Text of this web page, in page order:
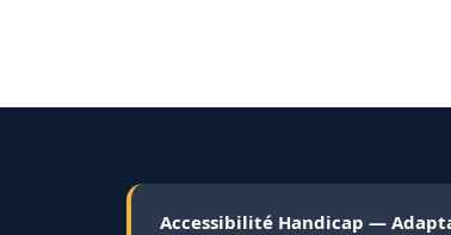
Accessibilité Handicap —